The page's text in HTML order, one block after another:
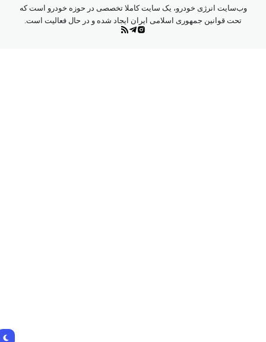
وب‌سایت انرژی خودرو، یک سایت کاملا تخصصی در حوزه خودرو است که
تحت قوانین جمهوری اسلامی ایران ایجاد شده و در حال فعالیت است.